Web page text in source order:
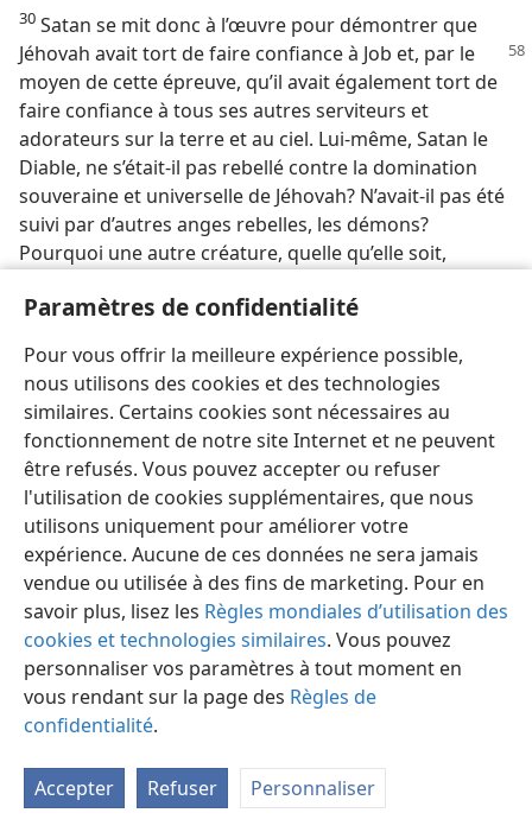
Paramètres de confidentialité
Pour vous offrir la meilleure expérience possible,
nous utilisons des cookies et des technologies
similaires. Certains cookies sont nécessaires au
fonctionnement de notre site Internet et ne peuvent
être refusés. Vous pouvez accepter ou refuser
l'utilisation de cookies supplémentaires, que nous
utilisons uniquement pour améliorer votre
expérience. Aucune de ces données ne sera jamais
vendue ou utilisée à des fins de marketing. Pour en
savoir plus, lisez les Règles mondiales d’utilisation des
cookies et technologies similaires. Vous pouvez
personnaliser vos paramètres à tout moment en
vous rendant sur la page des Règles de
confidentialité.
Accepter Refuser Personnaliser
30 Satan se mit donc à l’œuvre pour démontrer que
Jéhovah avait tort de faire confiance à Job et, par le
moyen de cette épreuve, qu’il avait également tort de
faire confiance à tous ses autres serviteurs et
adorateurs sur la terre et au ciel. Lui-​même, Satan le
Diable, ne s’était-​il pas rebellé contre la domination
souveraine et universelle de Jéhovah? N’avait-​il pas été
suivi par d’autres anges rebelles, les démons?
Pourquoi une autre créature, quelle qu’elle soit,
soumises à la domination souveraine et universelle de
Satan. Que Jéhovah lui en donne la permission et la
possibilité, et il prouvera que c’est bien le cas de Job,
dont l’attachement à Dieu est jugé sans défaut par
celui-ci.
31. a) Où Satan lança-​t-​il son défi concernant Job? b) Comment
Jéhovah montra-​t-​il qu’il avait confiance en l’homme Job?
31En présence des fils célestes de Dieu et à propos de
Job dont les affaires étaient alors prospères, Satan jeta
ces paroles à la face de Jéhovah: “Mais, pour changer,
avance ta main, s’il te plaît, et touche à tout ce qui est à
lui, et vois s’il ne te maudit pas à ta face.” Jéhovah avait
une telle confiance en Job qu’il ne craignit pas de
permettre cette épreuve, afin de répondre au défi de
Satan. Jéhovah ne toucha pas aux nombreux biens de
Job, mais il permit à Satan de s’y attaquer et de faire